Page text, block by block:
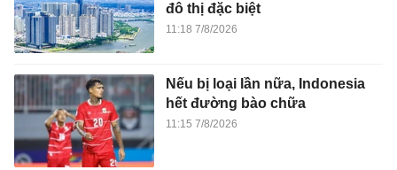
đô thị đặc biệt
11:18 7/8/2026
Nếu bị loại lần nữa, Indonesia
hết đường bào chữa
11:15 7/8/2026